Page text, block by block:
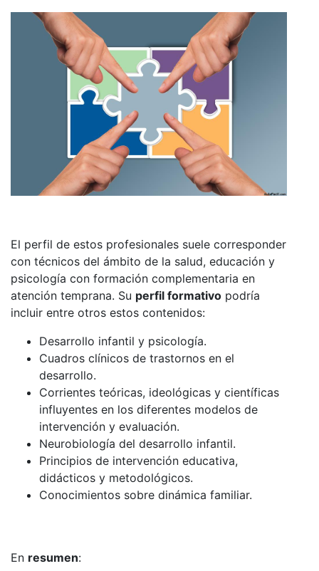
El perfil de estos profesionales suele corresponder
con técnicos del ámbito de la salud, educación y
psicología con formación complementaria en
atención temprana. Su perfil formativo podría
incluir entre otros estos contenidos:
Desarrollo infantil y psicología.
Cuadros clínicos de trastornos en el
desarrollo.
Corrientes teóricas, ideológicas y científicas
influyentes en los diferentes modelos de
intervención y evaluación.
Neurobiología del desarrollo infantil.
Principios de intervención educativa,
didácticos y metodológicos.
Conocimientos sobre dinámica familiar.
En resumen: